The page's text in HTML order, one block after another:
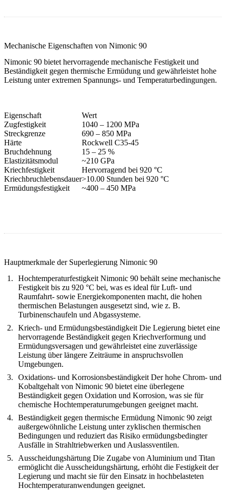
Mechanische Eigenschaften von Nimonic 90
Nimonic 90 bietethervorragende mechanische Festigkeitund
Beständigkeit gegen thermische Ermüdung und gewährleistet hohe
Leistung unter extremen Spannungs- und Temperaturbedingungen.
Eigenschaft
Wert
Zugfestigkeit
1040 – 1200 MPa
Streckgrenze
690 – 850 MPa
Härte
Rockwell C35-45
Bruchdehnung
15 – 25 %
Elastizitätsmodul
~210 GPa
Kriechfestigkeit
Hervorragend bei 920 °C
Kriechbruchlebensdauer>10.00 Stunden bei 920 °C
Ermüdungsfestigkeit
~400 – 450 MPa
Hauptmerkmale der Superlegierung Nimonic 90
HochtemperaturfestigkeitNimonic 90 behält seine mechanische
Festigkeit bis zu 920 °C bei, was es ideal für Luft- und
Raumfahrt- sowie Energiekomponenten macht, die hohen
thermischen Belastungen ausgesetzt sind, wie z. B.
Turbinenschaufeln und Abgassysteme.
Kriech- und ErmüdungsbeständigkeitDie Legierung bietet eine
hervorragende Beständigkeit gegen Kriechverformung und
Ermüdungsversagen und gewährleistet eine zuverlässige
Leistung über längere Zeiträume in anspruchsvollen
Umgebungen.
Oxidations- und KorrosionsbeständigkeitDer hohe Chrom- und
Kobaltgehalt von Nimonic 90 bietet eine überlegene
Beständigkeit gegen Oxidation und Korrosion, was sie für
chemische Hochtemperaturumgebungen geeignet macht.
Beständigkeit gegen thermische Ermüdung Nimonic 90 zeigt
außergewöhnliche Leistung unter zyklischen thermischen
Bedingungen und reduziert das Risiko ermüdungsbedingter
Ausfälle in Strahltriebwerken und Auslassventilen.
Ausscheidungshärtung Die Zugabe von Aluminium und Titan
ermöglicht die Ausscheidungshärtung, erhöht die Festigkeit der
Legierung und macht sie für den Einsatz in hochbelasteten
Hochtemperaturanwendungen geeignet.